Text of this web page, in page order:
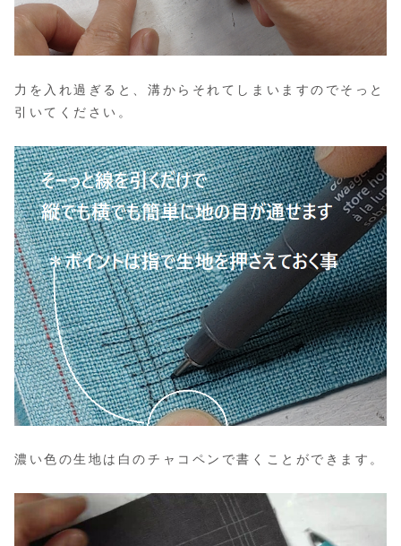
力を入れ過ぎると、溝からそれてしまいますのでそっと
引いてください。
濃い色の生地は白のチャコペンで書くことができます。